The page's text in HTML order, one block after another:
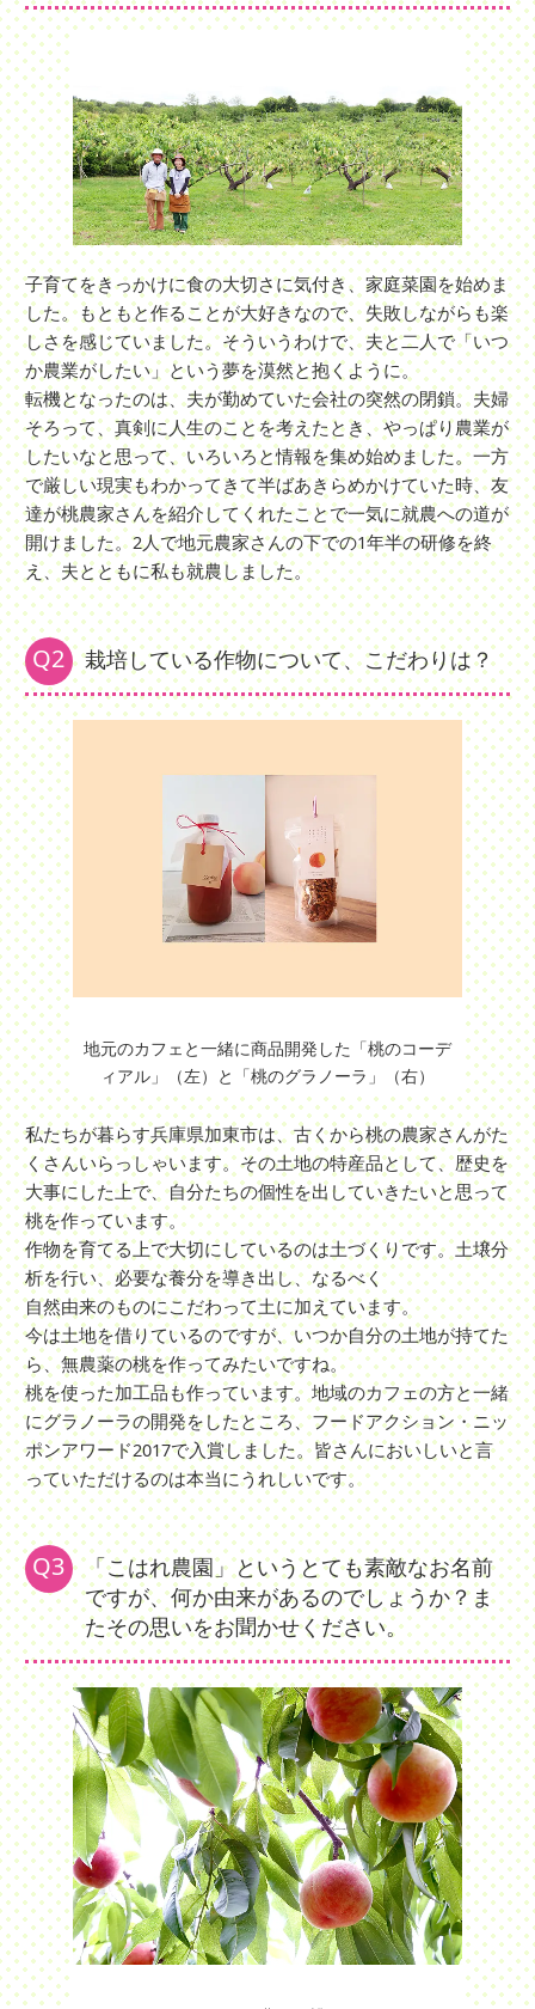
子育てをきっかけに食の大切さに気付き、家庭菜園を始めま
した。もともと作ることが大好きなので、失敗しながらも楽
しさを感じていました。そういうわけで、夫と二人で「いつ
か農業がしたい」という夢を漠然と抱くように。
転機となったのは、夫が勤めていた会社の突然の閉鎖。夫婦
そろって、真剣に人生のことを考えたとき、やっぱり農業が
したいなと思って、いろいろと情報を集め始めました。一方
で厳しい現実もわかってきて半ばあきらめかけていた時、友
達が桃農家さんを紹介してくれたことで一気に就農への道が
開けました。2人で地元農家さんの下での1年半の研修を終
え、夫とともに私も就農しました。
Q2 栽培している作物について、こだわりは？
地元のカフェと一緒に商品開発した「桃のコーデ
ィアル」（左）と「桃のグラノーラ」（右）
私たちが暮らす兵庫県加東市は、古くから桃の農家さんがた
くさんいらっしゃいます。その土地の特産品として、歴史を
大事にした上で、自分たちの個性を出していきたいと思って
桃を作っています。
作物を育てる上で大切にしているのは土づくりです。土壌分
析を行い、必要な養分を導き出し、なるべく
自然由来のものにこだわって土に加えています。
今は土地を借りているのですが、いつか自分の土地が持てた
ら、無農薬の桃を作ってみたいですね。
桃を使った加工品も作っています。地域のカフェの方と一緒
にグラノーラの開発をしたところ、フードアクション・ニッ
ポンアワード2017で入賞しました。皆さんにおいしいと言
っていただけるのは本当にうれしいです。
Q3
「こはれ農園」というとても素敵なお名前
ですが、何か由来があるのでしょうか？ま
たその思いをお聞かせください。